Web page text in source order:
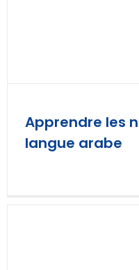
Apprendre les
langue arabe